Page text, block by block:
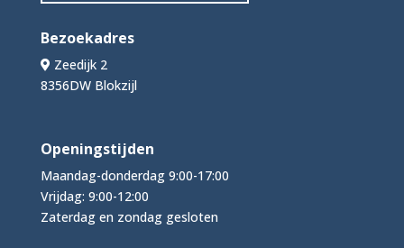
Bezoekadres
Zeedijk 2
8356DW Blokzijl
Openingstijden
Maandag-donderdag 9:00-17:00
Vrijdag: 9:00-12:00
Zaterdag en zondag gesloten